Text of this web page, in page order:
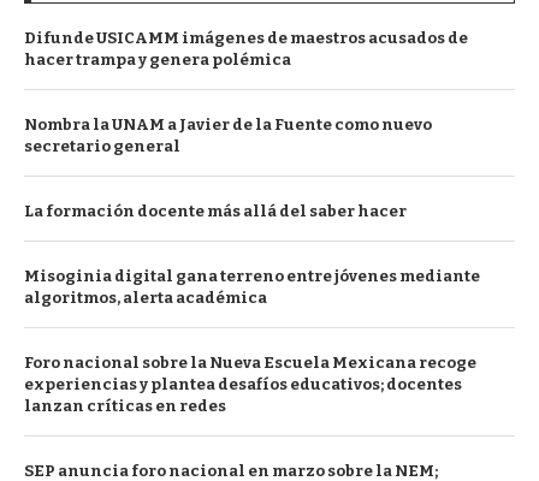
Difunde USICAMM imágenes de maestros acusados de
hacer trampa y genera polémica
Nombra la UNAM a Javier de la Fuente como nuevo
secretario general
La formación docente más allá del saber hacer
Misoginia digital gana terreno entre jóvenes mediante
algoritmos, alerta académica
Foro nacional sobre la Nueva Escuela Mexicana recoge
experiencias y plantea desafíos educativos; docentes
lanzan críticas en redes
SEP anuncia foro nacional en marzo sobre la NEM;